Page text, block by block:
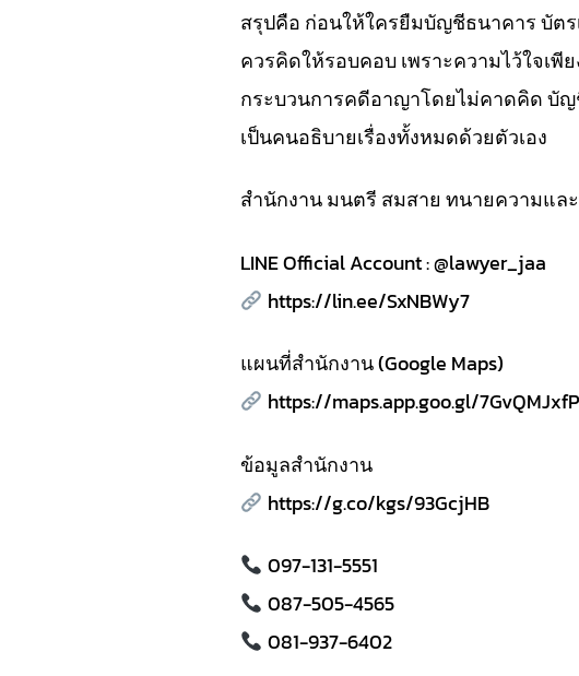
สรุปคือ ก่อนให้ใครยืมบัญชีธนาคาร บัต
ควรคิดให้รอบคอบ เพราะความไว้ใจเพี
กระบวนการคดีอาญาโดยไม่คาดคิด บัญ
เป็นคนอธิบายเรื่องทั้งหมดด้วยตัวเอง
สำนักงาน มนตรี สมสาย ทนายความแล
LINE Official Account : @lawyer_jaa
https://lin.ee/SxNBWy7
แผนที่สำนักงาน (Google Maps)
https://maps.app.goo.gl/
ข้อมูลสำนักงาน
https://g.co/kgs/93GcjHB
097-131-5551
087-505-4565
081-937-6402